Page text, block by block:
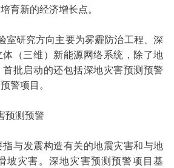
育新的经济增长点。
室研究方向主要为雾霾防治工程、深
（三维）新能源网络系统，除了地
批启动的还包括深地灾害预测预警
警项目。
预测预警
指与发震构造有关的地震灾害和与地
坡灾害。深地灾害预测预警项目基